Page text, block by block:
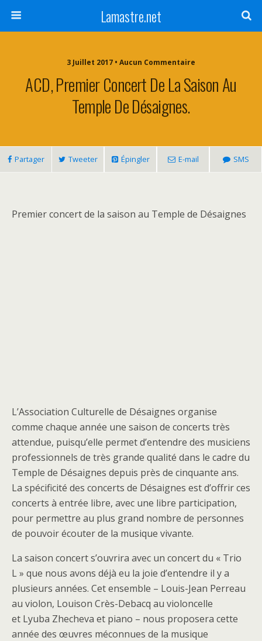
Lamastre.net
3 Juillet 2017 • Aucun Commentaire
ACD, Premier Concert De La Saison Au
Temple De Désaignes.
Partager Tweeter Épingler E-mail SMS
Premier concert de la saison au Temple de Désaignes
L’Association Culturelle de Désaignes organise
comme chaque année une saison de concerts très
attendue, puisqu’elle permet d’entendre des musiciens
professionnels de très grande qualité dans le cadre du
Temple de Désaignes depuis près de cinquante ans.
La spécificité des concerts de Désaignes est d’offrir ces
concerts à entrée libre, avec une libre participation,
pour permettre au plus grand nombre de personnes
de pouvoir écouter de la musique vivante.
La saison concert s’ouvrira avec un concert du « Trio
L » que nous avons déjà eu la joie d’entendre il y a
plusieurs années. Cet ensemble – Louis-Jean Perreau
au violon, Louison Crès-Debacq au violoncelle
et Lyuba Zhecheva et piano – nous proposera cette
année des œuvres méconnues de la musique